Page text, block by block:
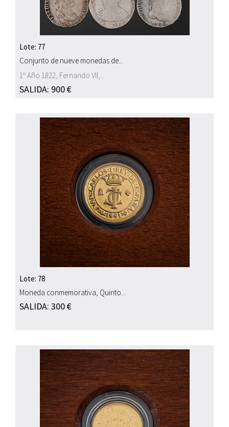
Lote: 77
Conjunto de nueve monedas de...
1º Año 1822, Fernando VII,...
SALIDA: 900 €
Lote: 78
Moneda conmemorativa, Quinto...
SALIDA: 300 €